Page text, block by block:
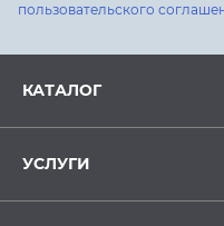
пользовательского
КАТАЛОГ
УСЛУГИ